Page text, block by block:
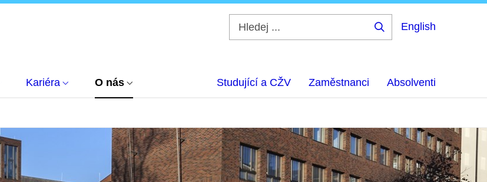
English
Kariéra O nás Studující a CŽV Zaměstnanci Absolventi